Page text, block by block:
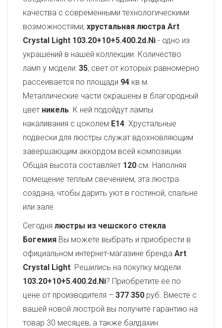
качества с современными технологическими
возможностями, хрустальная люстра Art
Crystal Light 103.20+10+5.400.2d.Ni - одно из
украшений в нашей коллекции. Количество
ламп у модели: 35, свет от которых равномерно
рассеивается по площади 94 кв.м.
Металлические части окрашены в благородный
цвет никель. К ней подойдут лампы
накаливания с цоколем E14. Хрустальные
подвески для люстры служат вдохновляющим
завершающим аккордом всей композиции.
Общая высота составляет 120 см. Наполняя
помещение теплым свечением, эта люстра
создана, чтобы дарить уют в гостиной, спальне
или зале.
Сегодня люстры из чешского стекла
Богемия Вы можете выбрать и приобрести в
официальном интернет-магазине бренда Art
Crystal Light. Решились на покупку модели
103.20+10+5.400.2d.Ni? Приобретите ее по
цене от производителя – 377 350 руб. Вместе с
вашей новой люстрой вы получите гарантию на
товар 30 месяцев, а также балдахин